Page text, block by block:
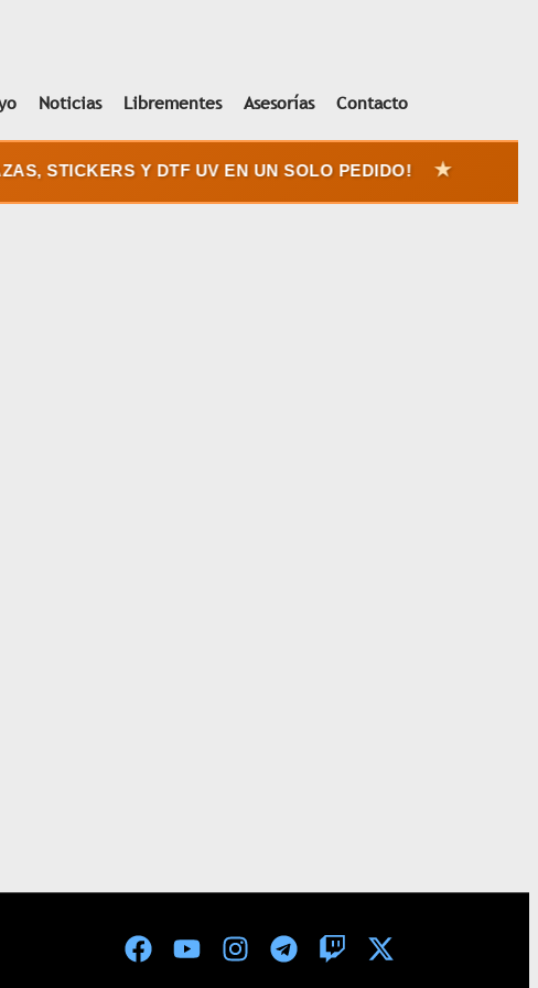
Noticias Librementes Asesorías Contacto
STICKERS Y DTF UV EN UN SOLO PEDIDO!